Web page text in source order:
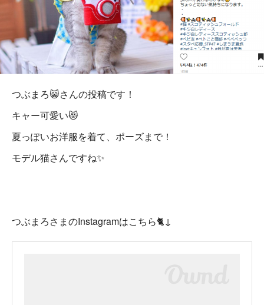
つぶまろ😸さんの投稿です！
キャー可愛い😻
夏っぽいお洋服を着て、ポーズまで！
モデル猫さんですね✨
つぶまろさまのInstagramはこちら🐈↓